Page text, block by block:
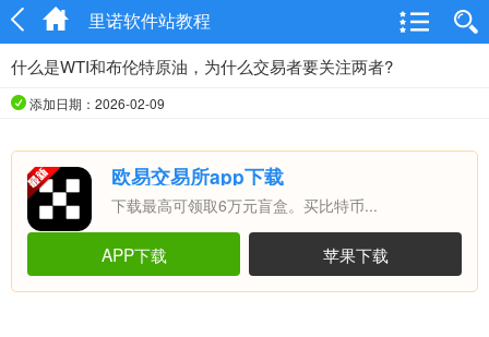
里诺软件站教程
什么是WTI和布伦特原油，为什么交易者要关注两者?
添加日期：2026-02-09
欧易交易所app下载
下载最高可领取6万元盲盒。买比特币...
APP下载 苹果下载